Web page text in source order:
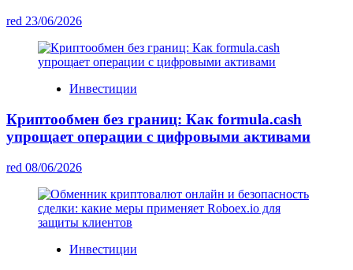
red 23/06/2026
Инвестиции
Криптообмен без границ: Как formula.cash
упрощает операции с цифровыми активами
red 08/06/2026
Инвестиции